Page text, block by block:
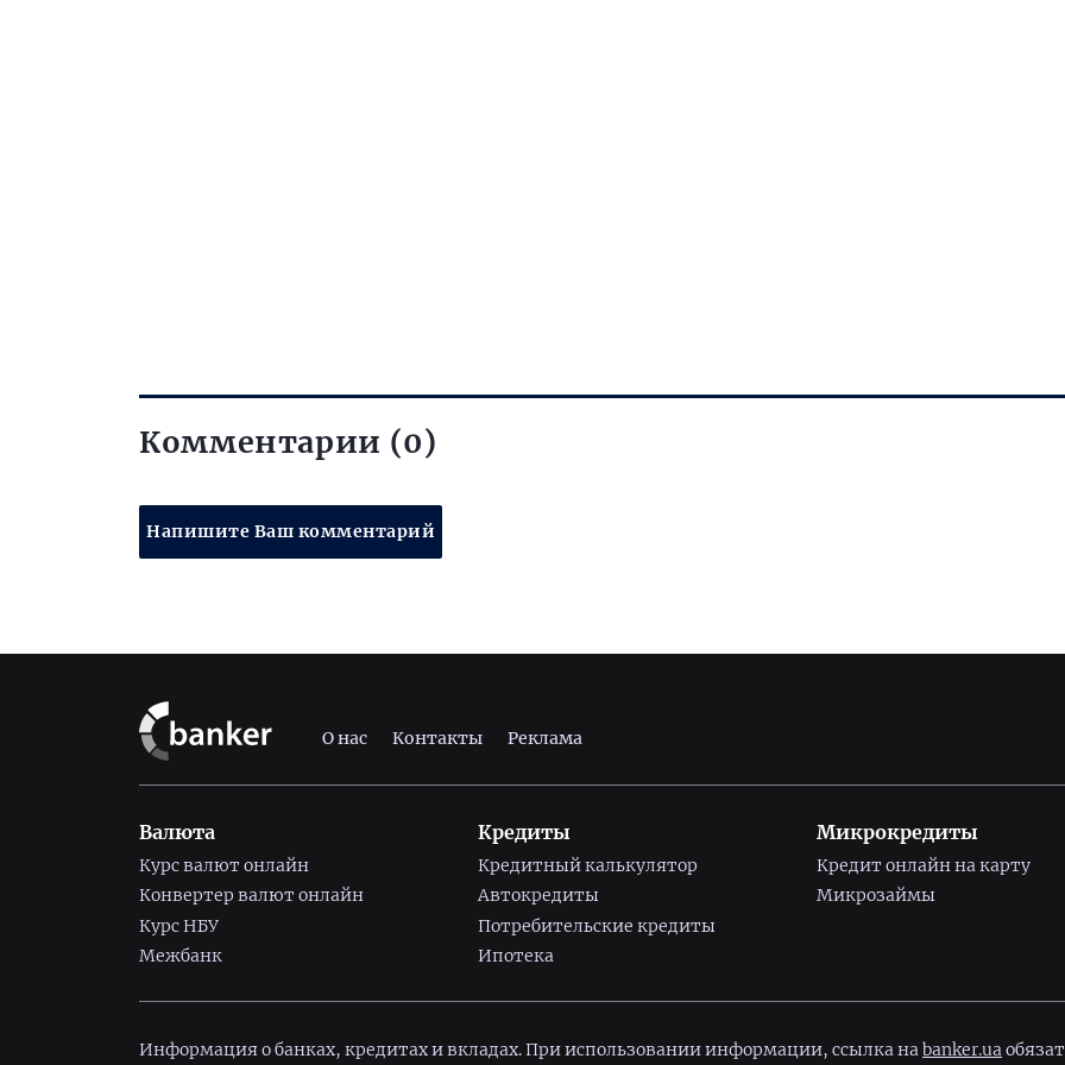
Комментарии (0)
Напишите Ваш комментарий
О нас Контакты Реклама
Валюта
Курс валют онлайн
Конвертер валют онлайн
Курс НБУ
Межбанк
Кредиты
Кредитный калькулятор
Автокредиты
Потребительские кредиты
Ипотека
Микрокредиты
Кредит онлайн на карту
Микрозаймы
Информация о банках, кредитах и вкладах. При использовании информации, ссылка наbanker.ua